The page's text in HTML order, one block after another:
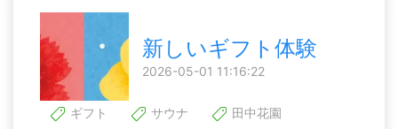
新しいギフト体験
2026-05-01 11:16:22
ギフト サウナ 田中花園